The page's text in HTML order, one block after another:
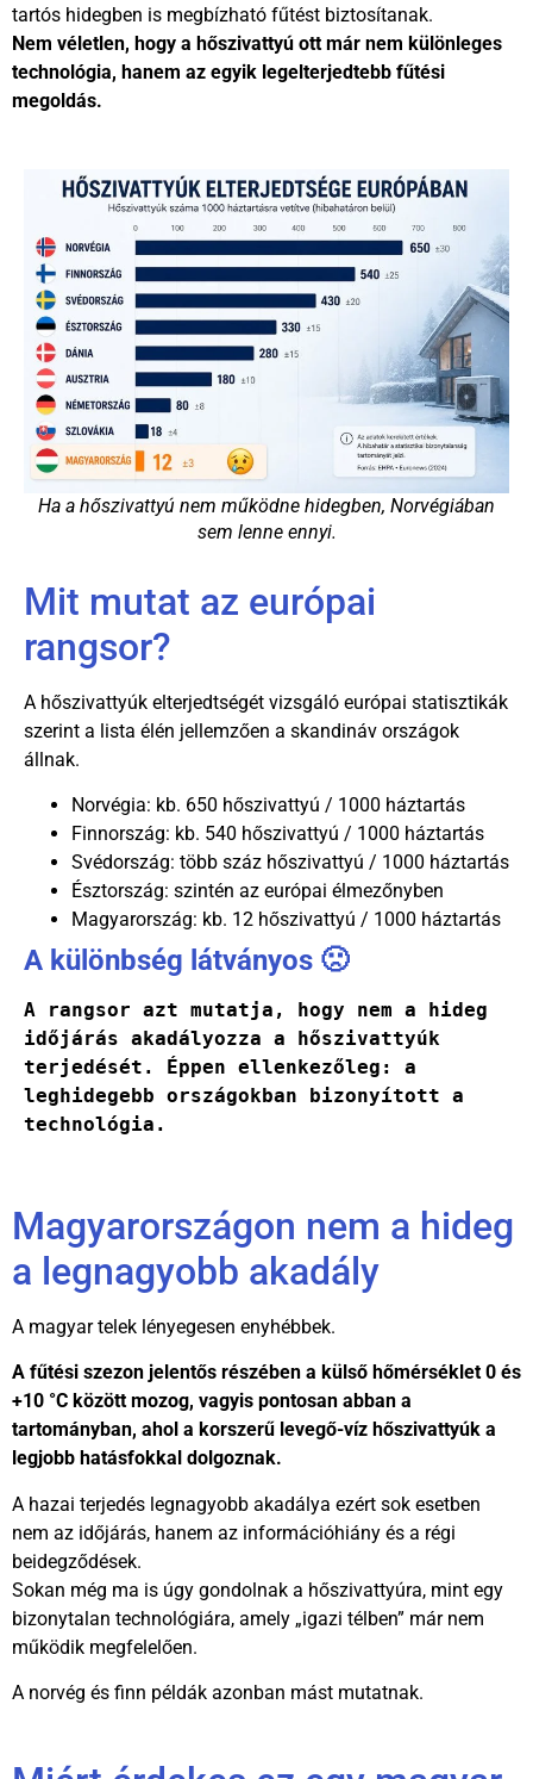
tartós hidegben is megbízható fűtést biztosítanak.
Nem véletlen, hogy a hőszivattyú ott már nem különleges
technológia, hanem az egyik legelterjedtebb fűtési
megoldás.
Ha a hőszivattyú nem működne hidegben, Norvégiában
sem lenne ennyi.
Mit mutat az európai
rangsor?
A hőszivattyúk elterjedtségét vizsgáló európai statisztikák
szerint a lista élén jellemzően a skandináv országok
állnak.
Norvégia: kb. 650 hőszivattyú / 1000 háztartás
Finnország: kb. 540 hőszivattyú / 1000 háztartás
Svédország: több száz hőszivattyú / 1000 háztartás
Észtország: szintén az európai élmezőnyben
Magyarország: kb. 12 hőszivattyú / 1000 háztartás
A különbség látványos 🙁
A rangsor azt mutatja, hogy nem a hideg
időjárás akadályozza a hőszivattyúk
terjedését. Éppen ellenkezőleg: a
leghidegebb országokban bizonyított a
technológia.
Magyarországon nem a hideg
a legnagyobb akadály
A magyar telek lényegesen enyhébbek.
A fűtési szezon jelentős részében a külső hőmérséklet 0 és
+10 °C között mozog, vagyis pontosan abban a
tartományban, ahol a korszerű levegő-víz hőszivattyúk a
legjobb hatásfokkal dolgoznak.
A hazai terjedés legnagyobb akadálya ezért sok esetben
nem az időjárás, hanem az információhiány és a régi
beidegződések.
Sokan még ma is úgy gondolnak a hőszivattyúra, mint egy
bizonytalan technológiára, amely „igazi télben” már nem
működik megfelelően.
A norvég és finn példák azonban mást mutatnak.